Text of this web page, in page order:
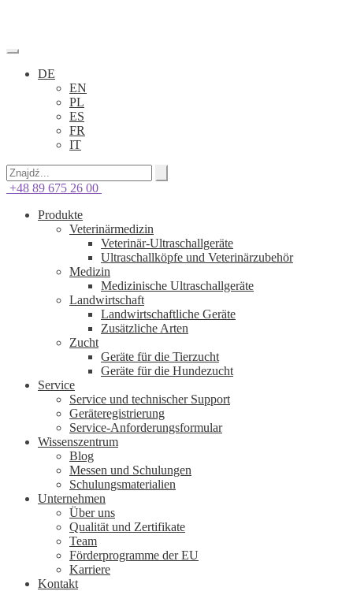
DE
EN
PL
ES
FR
IT
+48 89 675 26 00
Produkte
Veterinärmedizin
Veterinär-Ultraschallgeräte
Ultraschallköpfe und Veterinärzubehör
Medizin
Medizinische Ultraschallgeräte
Landwirtschaft
Landwirtschaftliche Geräte
Zusätzliche Arten
Zucht
Geräte für die Tierzucht
Geräte für die Hundezucht
Service
Service und technischer Support
Geräteregistrierung
Service-Anforderungsformular
Wissenszentrum
Blog
Messen und Schulungen
Schulungsmaterialien
Unternehmen
Über uns
Qualität und Zertifikate
Team
Förderprogramme der EU
Karriere
Kontakt